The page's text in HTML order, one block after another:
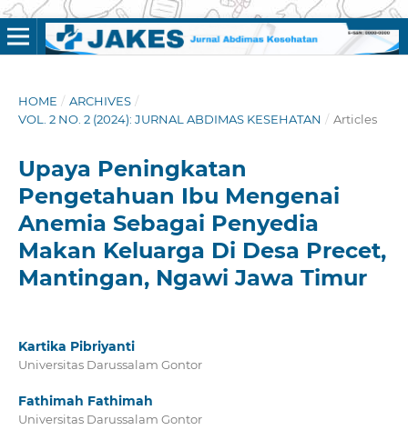
HOME / ARCHIVES /
VOL. 2 NO. 2 (2024): JURNAL ABDIMAS KESEHATAN / Articles
Upaya Peningkatan
Pengetahuan Ibu Mengenai
Anemia Sebagai Penyedia
Makan Keluarga Di Desa Precet,
Mantingan, Ngawi Jawa Timur
Kartika Pibriyanti
Universitas Darussalam Gontor
Fathimah Fathimah
Universitas Darussalam Gontor